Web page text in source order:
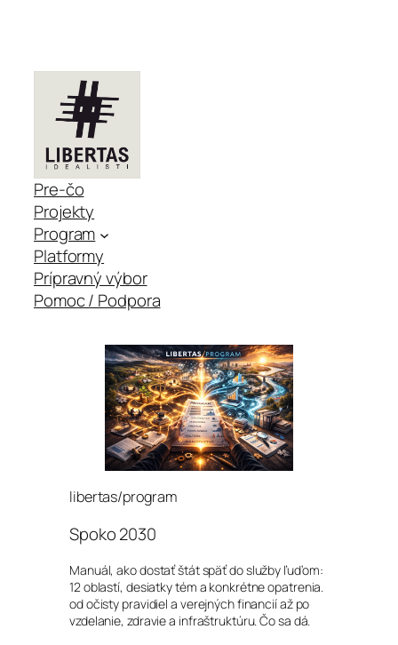
Pre-čo
Projekty
Program
Platformy
Prípravný výbor
Pomoc / Podpora
libertas/program
Spoko 2030
Manuál, ako dostať štát späť do služby ľuďom:
12 oblastí, desiatky tém a konkrétne opatrenia.
od očisty pravidiel a verejných financií až po
vzdelanie, zdravie a infraštruktúru. Čo sa dá.